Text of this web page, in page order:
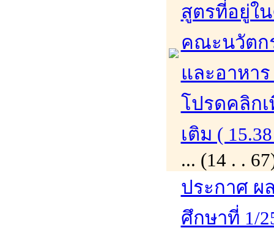
สูตรที่อยู่ใ
คณะนวัตก
และอาหา
โปรดคลิก
เติม (
... (14 . .
ประกาศ ผ
ศึกษาที่ 1/